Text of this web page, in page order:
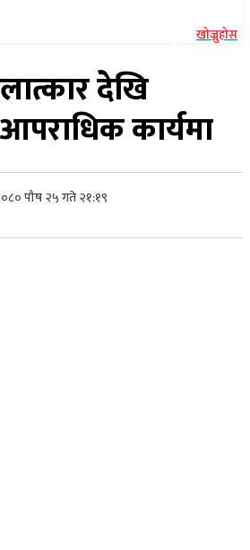
खोज्नुहोस
देखि
कार्यमा
पौष २५ गते २१:१९